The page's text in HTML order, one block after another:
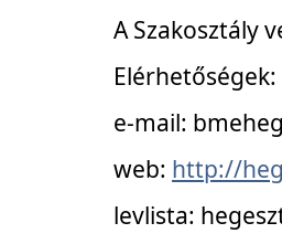
A Szakosztály
Elérhetőségek:
e-mail:
web: http://
levlista: